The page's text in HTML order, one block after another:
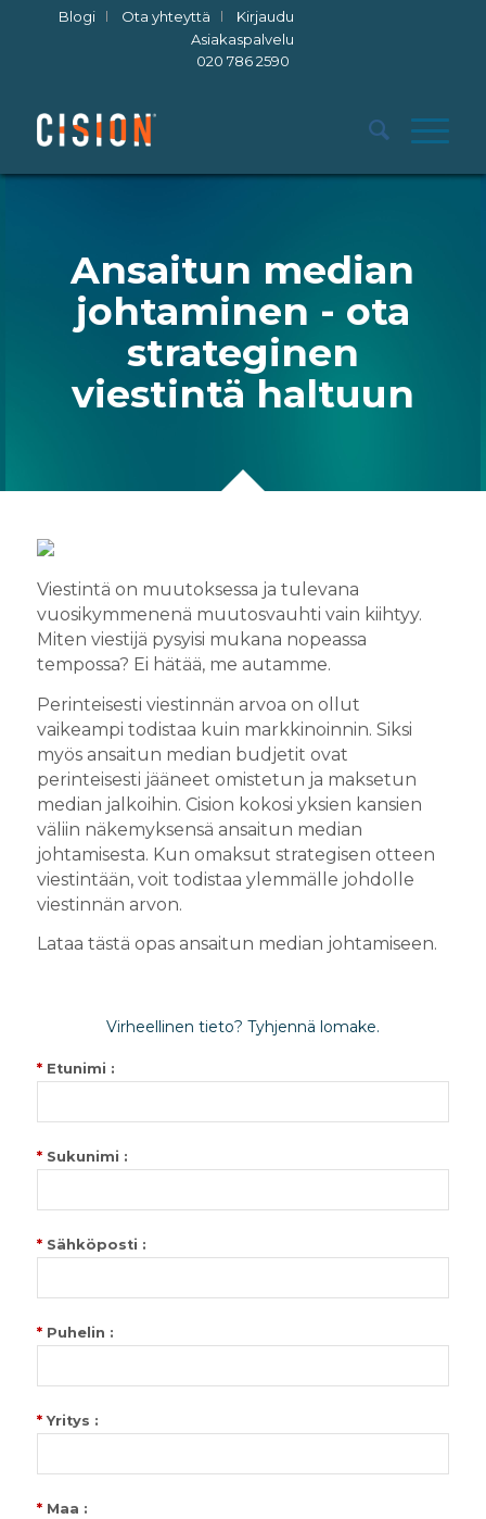
Blogi Ota yhteyttä
Kirjaudu
Asiakaspalvelu
020 786 2590
Ansaitun median
johtaminen - ota
strateginen
viestintä haltuun
Viestintä on muutoksessa ja tulevana
vuosikymmenenä muutosvauhti vain kiihtyy.
Miten viestijä pysyisi mukana nopeassa
tempossa? Ei hätää, me autamme.
Perinteisesti viestinnän arvoa on ollut
vaikeampi todistaa kuin markkinoinnin. Siksi
myös ansaitun median budjetit ovat
perinteisesti jääneet omistetun ja maksetun
median jalkoihin. Cision kokosi yksien kansien
väliin näkemyksensä ansaitun median
johtamisesta. Kun omaksut strategisen otteen
viestintään, voit todistaa ylemmälle johdolle
viestinnän arvon.
Lataa tästä opas ansaitun median johtamiseen.
Virheellinen tieto? Tyhjennä lomake.
*Etunimi :
*Sukunimi :
*Sähköposti :
*Puhelin :
*Yritys :
*Maa :